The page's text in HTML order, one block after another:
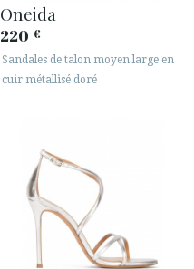
Oneida
220 €
Sandales de talon moyen large en
cuir métallisé doré